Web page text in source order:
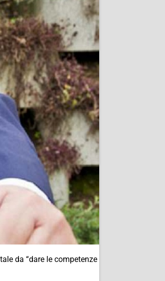
da “dare le competenze